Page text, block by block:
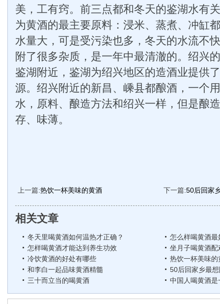
美，工有窍。前三点都和冬天的鉴湖水有
为黄酒的最主要原料：浸米、蒸煮、冲缸
水量大，可是受污染也多，冬天的水流不
附了很多杂质，是一年中最清澈的。绍兴
鉴湖附近，鉴湖为绍兴地区的造酒业提供
源。绍兴附近的新昌、嵊县都酿酒，一个
水，原料、酿造方法和绍兴一样，但是酿
存、味薄。
上一篇:热饮一杯美味的黄酒 下一篇:50后回家
相关文章
冬天里喝黄酒如何温热才正确？
怎么样喝黄酒最
怎样喝黄酒才能达到养生功效
坐月子喝黄酒配
冷饮黄酒的好处有哪些
热饮一杯美味的
和李白一起品味黄酒精髓
50后回家乡最
三十而立当的喝黄酒
中国人喝黄酒是